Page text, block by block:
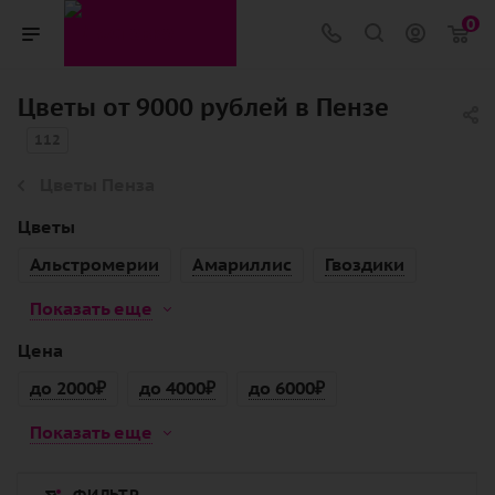
0
Цветы от 9000 рублей в Пензе
Цветы
Альстромерии
Амариллис
Гвоздики
Показать еще
Цена
до 2000₽
до 4000₽
до 6000₽
Показать еще